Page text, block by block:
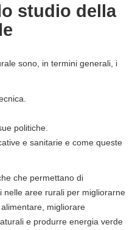
studio della
sono, in termini generali, i
politiche.
e sanitarie e come queste
che permettano di
nelle aree rurali per migliorarne
migliorare
e produrre energia verde